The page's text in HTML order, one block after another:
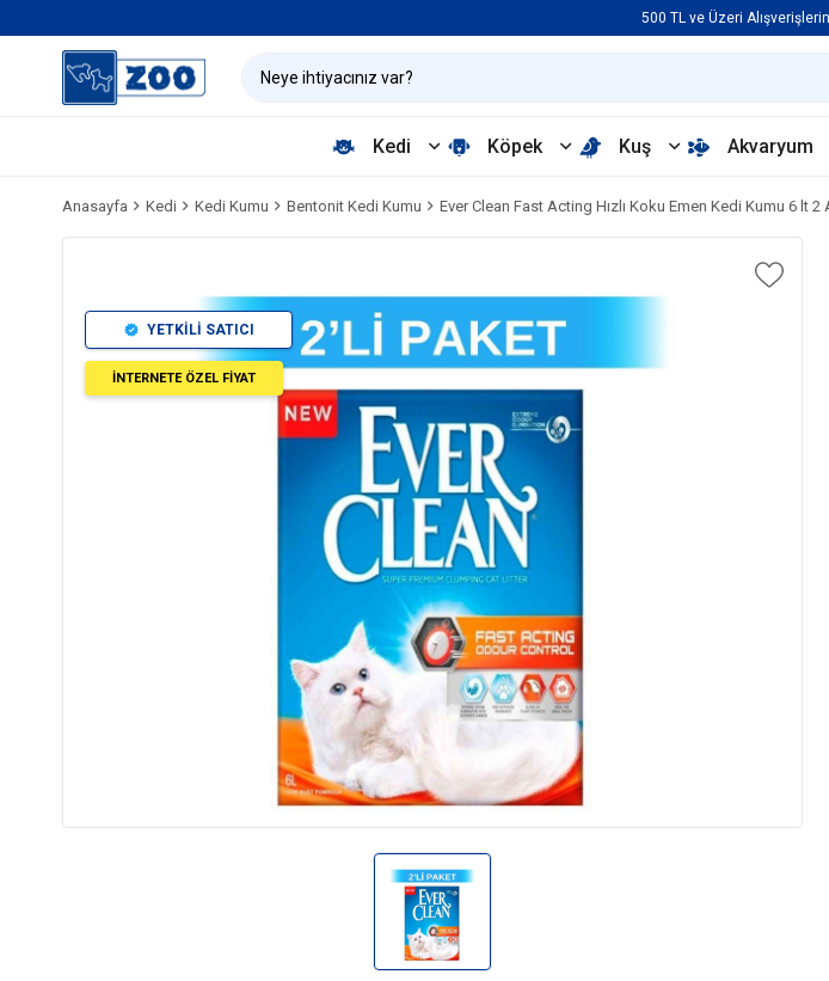
500 TL ve Üzeri
Kedi Köpek Kuş Akvaryum
Anasayfa Kedi Kedi Kumu Bentonit Kedi Kumu Ever Clean Fast Acting Hızlı Koku Emen Kedi Kumu 6 lt 2
YETKİLİ SATICI
İNTERNETE ÖZEL FİYAT